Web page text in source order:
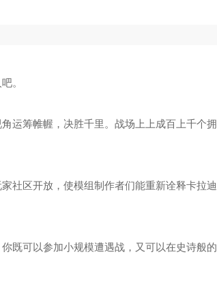
。
运筹帷幄，决胜千里。战场上上成百上千个拥
社区开放，使模组制作者们能重新诠释卡拉迪
既可以参加小规模遭遇战，又可以在史诗般的